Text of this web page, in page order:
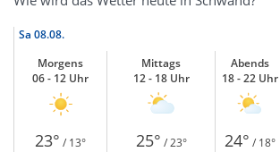
Sa 08.08.
Morgens
06 - 12 Uhr
Mittags
12 - 18 Uhr
Abends
18 - 22 Uhr
23° / 13° 25° / 23° 24° / 18°